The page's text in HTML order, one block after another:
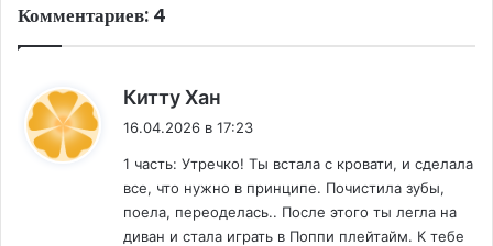
Комментариев: 4
Китту Хан
16.04.2026 в 17:23
1 часть: Утречко! Ты встала с кровати, и сделала
все, что нужно в принципе. Почистила зубы,
поела, переоделась.. После этого ты легла на
диван и стала играть в Поппи плейтайм. К тебе